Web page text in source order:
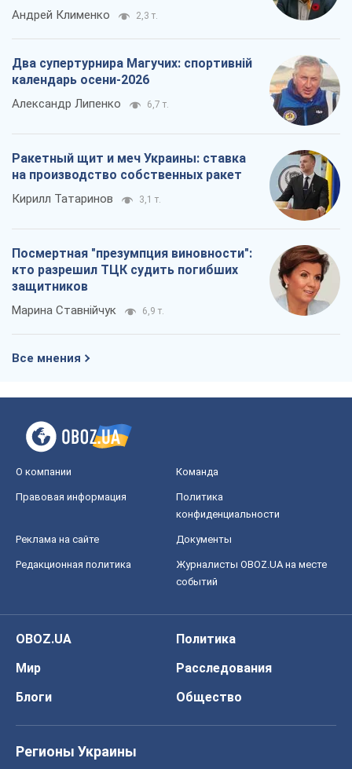
Андрей Клименко 2,3 т.
Два супертурнира Магучих: спортивній
календарь осени-2026
Александр Липенко 6,7 т.
Ракетный щит и меч Украины: ставка
на производство собственных ракет
Кирилл Татаринов 3,1 т.
Посмертная "презумпция виновности":
кто разрешил ТЦК судить погибших
защитников
Марина Ставнійчук 6,9 т.
Все мнения
О компании Команда
Правовая информация
Политика
конфиденциальности
Реклама на сайте Документы
Редакционная политика
Журналисты OBOZ.UA на месте
событий
OBOZ.UA
Политика
Мир
Расследования
Блоги
Общество
Регионы Украины